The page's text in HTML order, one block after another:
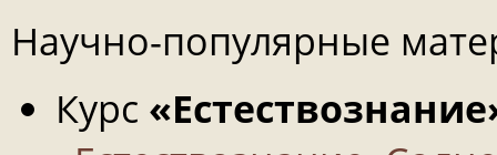
Научно-популярные
Курс